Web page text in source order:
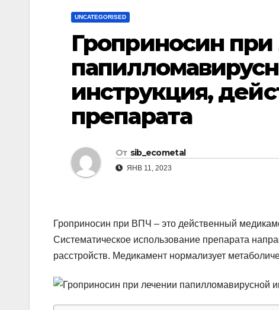
UNCATEGORISED
Гроприносин
инструкция,
препарата
От sib_ecometal
ЯНВ 11, 2023
Гроприносин при ВПЧ – это действенный
Систематическое использование препарата
расстройств. Медикамент нормализует